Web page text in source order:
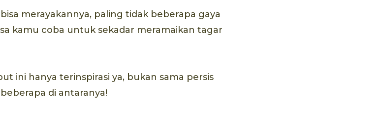
merayakannya, paling tidak beberapa gaya
kamu coba untuk sekadar meramaikan tagar
ini hanya terinspirasi ya, bukan sama persis
di antaranya!